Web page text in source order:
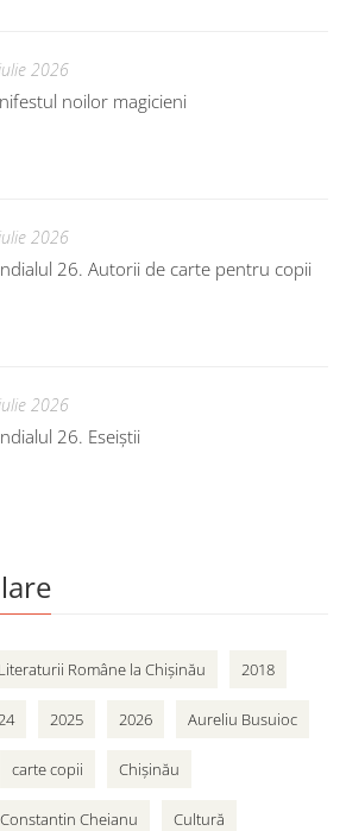
2026
noilor magicieni
2026
26. Autorii de carte pentru copii
2026
26. Eseiștii
Române la Chișinău 2018
2025 2026 Aureliu Busuioc
carte copii Chișinău
Constantin Cheianu Cultură